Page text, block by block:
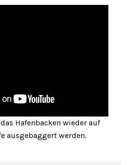
Hafenbacken wieder auf
ausgebaggert werden.